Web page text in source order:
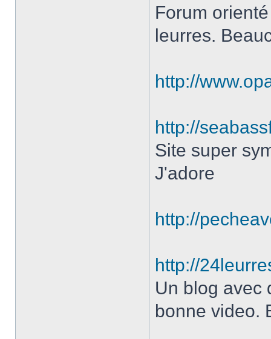
Forum
leurres.
http://
http://
Site super
J'adore
http://
http://
Un blog avec
bonne video.